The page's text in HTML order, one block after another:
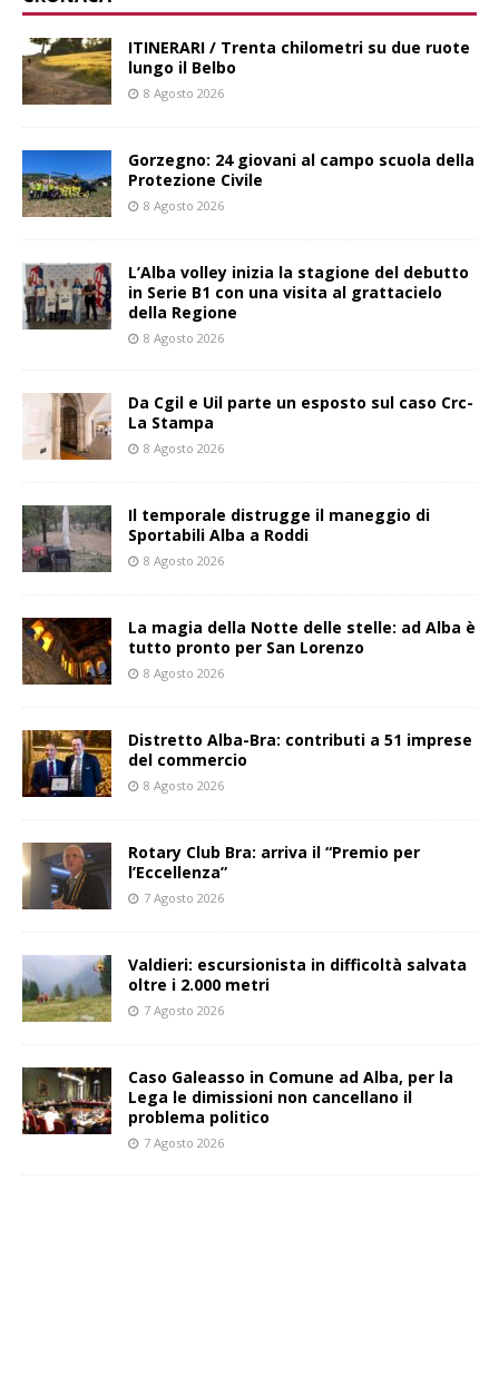
ITINERARI / Trenta chilometri su due ruote
lungo il Belbo
8 Agosto 2026
Gorzegno: 24 giovani al campo scuola della
Protezione Civile
8 Agosto 2026
L’Alba volley inizia la stagione del debutto
in Serie B1 con una visita al grattacielo
della Regione
8 Agosto 2026
Da Cgil e Uil parte un esposto sul caso Crc-
La Stampa
8 Agosto 2026
Il temporale distrugge il maneggio di
Sportabili Alba a Roddi
8 Agosto 2026
La magia della Notte delle stelle: ad Alba è
tutto pronto per San Lorenzo
8 Agosto 2026
Distretto Alba-Bra: contributi a 51 imprese
del commercio
8 Agosto 2026
Rotary Club Bra: arriva il “Premio per
l’Eccellenza”
7 Agosto 2026
Valdieri: escursionista in difficoltà salvata
oltre i 2.000 metri
7 Agosto 2026
Caso Galeasso in Comune ad Alba, per la
Lega le dimissioni non cancellano il
problema politico
7 Agosto 2026